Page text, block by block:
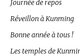
Journée de repos
Réveillon à Kunming
Bonne année à tous !
Les temples de